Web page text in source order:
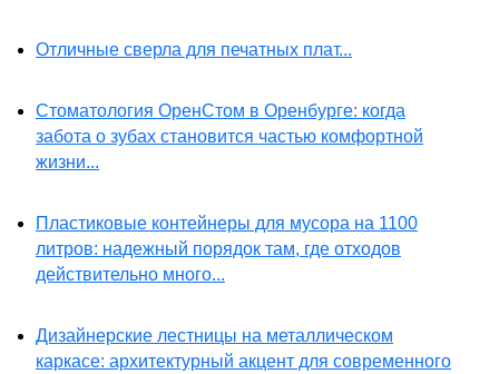
Отличные сверла для печатных плат...
Стоматология ОренСтом в Оренбурге: когда
забота о зубах становится частью комфортной
жизни...
Пластиковые контейнеры для мусора на 1100
литров: надежный порядок там, где отходов
действительно много...
Дизайнерские лестницы на металлическом
каркасе: архитектурный акцент для современного